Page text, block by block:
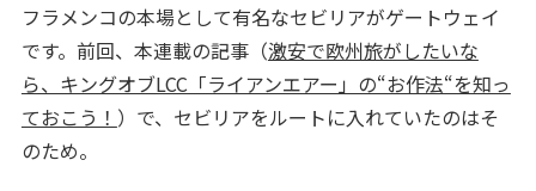
フラメンコの本場として有名なセビリアがゲートウェイ
です。前回、本連載の記事（激安で欧州旅がしたいな
ら、キングオブLCC「ライアンエアー」の“お作法“を知っ
ておこう！ ）で、セビリアをルートに入れていたのはそ
のため。